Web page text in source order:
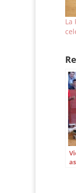
La